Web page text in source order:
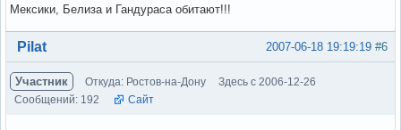
Мексики, Белиза и Гандураса обитают!!!
Вне форума #6
2007-06-18 19:19:19
Pilat
Участник Откуда: Ростов-на-Дону
Здесь с 2006-12-26
Сообщений: 192
Сайт